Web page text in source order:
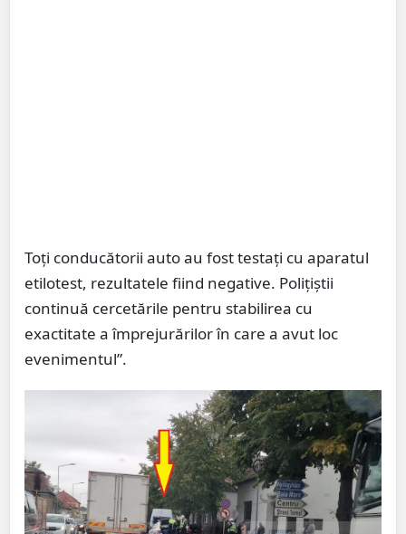
Toți conducătorii auto au fost testați cu aparatul
etilotest, rezultatele fiind negative. Polițiștii
continuă cercetările pentru stabilirea cu
exactitate a împrejurărilor în care a avut loc
evenimentul”.